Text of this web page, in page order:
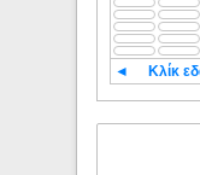
◄ Κλίκ